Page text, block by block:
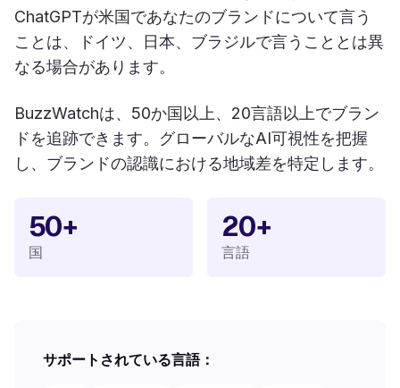
ChatGPTが米国であなたのブランドについて言う
ことは、ドイツ、日本、ブラジルで言うこととは異
なる場合があります。
BuzzWatchは、50か国以上、20言語以上でブラン
ドを追跡できます。グローバルなAI可視性を把握
し、ブランドの認識における地域差を特定します。
50+
国
20+
言語
サポートされている言語：